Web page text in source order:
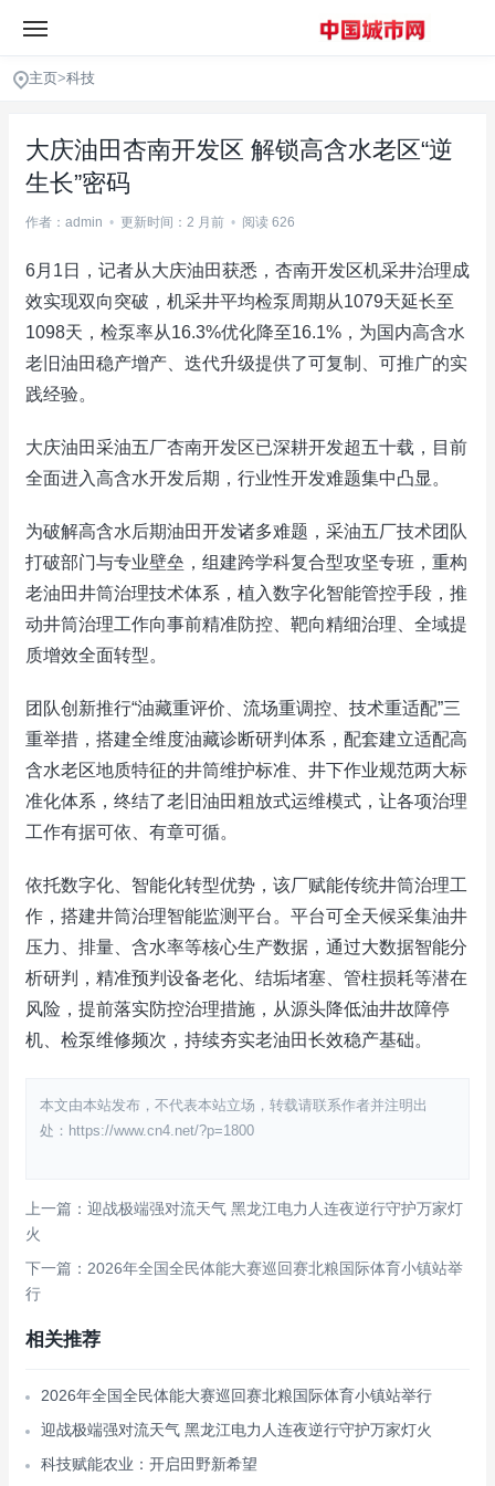
主页>科技
大庆油田杏南开发区 解锁高含水老区“逆
生长”密码
作者：admin • 更新时间：2 月前 • 阅读 626
6月1日，记者从大庆油田获悉，杏南开发区机采井治理成
效实现双向突破，机采井平均检泵周期从1079天延长至
1098天，检泵率从16.3%优化降至16.1%，为国内高含水
老旧油田稳产增产、迭代升级提供了可复制、可推广的实
践经验。
大庆油田采油五厂杏南开发区已深耕开发超五十载，目前
全面进入高含水开发后期，行业性开发难题集中凸显。
为破解高含水后期油田开发诸多难题，采油五厂技术团队
打破部门与专业壁垒，组建跨学科复合型攻坚专班，重构
老油田井筒治理技术体系，植入数字化智能管控手段，推
动井筒治理工作向事前精准防控、靶向精细治理、全域提
质增效全面转型。
团队创新推行“油藏重评价、流场重调控、技术重适配”三
重举措，搭建全维度油藏诊断研判体系，配套建立适配高
含水老区地质特征的井筒维护标准、井下作业规范两大标
准化体系，终结了老旧油田粗放式运维模式，让各项治理
工作有据可依、有章可循。
依托数字化、智能化转型优势，该厂赋能传统井筒治理工
作，搭建井筒治理智能监测平台。平台可全天候采集油井
压力、排量、含水率等核心生产数据，通过大数据智能分
析研判，精准预判设备老化、结垢堵塞、管柱损耗等潜在
风险，提前落实防控治理措施，从源头降低油井故障停
机、检泵维修频次，持续夯实老油田长效稳产基础。
本文由本站发布，不代表本站立场，转载请联系作者并注明出
处：https://www.cn4.net/?p=1800
上一篇：迎战极端强对流天气 黑龙江电力人连夜逆行守护万家灯
火
下一篇：2026年全国全民体能大赛巡回赛北粮国际体育小镇站举
行
相关推荐
2026年全国全民体能大赛巡回赛北粮国际体育小镇站举行
迎战极端强对流天气 黑龙江电力人连夜逆行守护万家灯火
科技赋能农业：开启田野新希望